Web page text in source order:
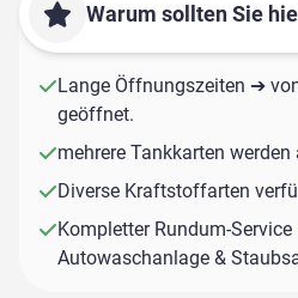
Warum sollten Sie
Lange Öffnungszeiten ➔
geöffnet.
mehrere Tankkarten werden
Diverse Kraftstoffarten
Kompletter Rundum-
Autowaschanlage &